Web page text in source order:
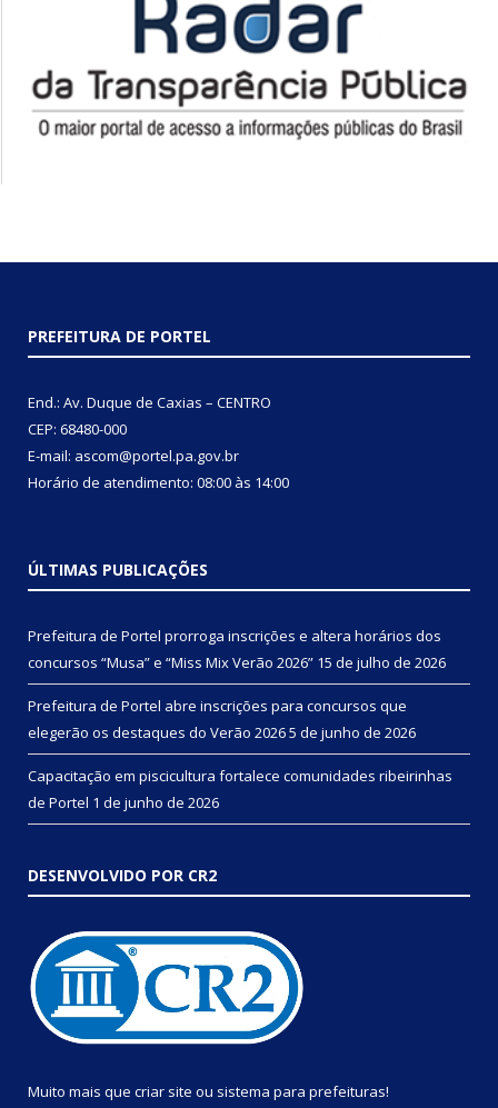
PREFEITURA DE PORTEL
End.: Av. Duque de Caxias – CENTRO
CEP: 68480-000
E-mail: ascom@portel.pa.gov.br
Horário de atendimento: 08:00 às 14:00
ÚLTIMAS PUBLICAÇÕES
Prefeitura de Portel prorroga inscrições e altera horários dos
concursos “Musa” e “Miss Mix Verão 2026” 15 de julho de 2026
Prefeitura de Portel abre inscrições para concursos que
elegerão os destaques do Verão 20265 de junho de 2026
Capacitação em piscicultura fortalece comunidades ribeirinhas
de Portel 1 de junho de 2026
DESENVOLVIDO POR CR2
Muito mais que criar site ou sistema para prefeituras!